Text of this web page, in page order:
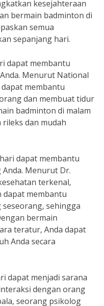
kesejahteraan
bermain badminton di
semua
sepanjang hari.
dapat membantu
Menurut National
membantu
dan membuat tidur
badminton di malam
rileks dan mudah
dapat membantu
Menurut Dr.
terkenal,
dapat membantu
sehingga
bermain
teratur, Anda dapat
Anda secara
dapat menjadi sarana
dengan orang
seorang psikolog